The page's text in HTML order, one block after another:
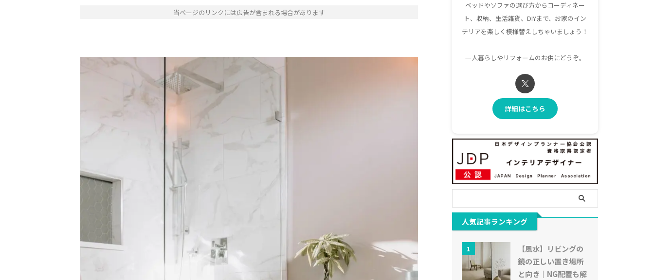
当ページのリンクには広告が含まれる場合があります
ベッドやソファの選び方からコーディネー
ト、収納、生活雑貨、DIYまで、お家のイン
テリアを楽しく模様替えしちゃいましょう！
一人暮らしやリフォームのお供にどうぞ。
詳細はこちら
人気記事ランキング
1
【風水】リビングの
鏡の正しい置き場所
と向き｜NG配置も解